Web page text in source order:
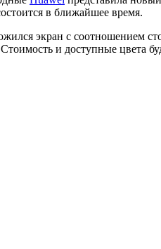
в ближайшее время.
экран с соотношением
и доступные цвета